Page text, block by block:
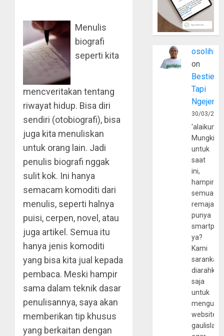
Menulis
biografi
seperti kita
mencveritakan tentang
riwayat hidup. Bisa diri
sendiri (otobiografi), bisa
juga kita menuliskan
untuk orang lain. Jadi
penulis biografi nggak
sulit kok. Ini hanya
semacam komoditi dari
menulis, seperti halnya
puisi, cerpen, novel, atau
juga artikel. Semua itu
hanya jenis komoditi
yang bisa kita jual kepada
pembaca. Meski hampir
sama dalam teknik dasar
penulisannya, saya akan
memberikan tip khusus
yang berkaitan dengan
osolihin
on
Bestie
Tapi
30/03/
Mungkin
untuk
saat
ini,
hampir
semua
remaja
punya
ya?
Kami
sarankan,
diarahkan
saja
untuk
website